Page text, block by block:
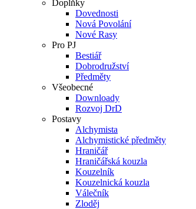
Doplňky
Dovednosti
Nová Povolání
Nové Rasy
Pro PJ
Bestiář
Dobrodružství
Předměty
Všeobecné
Downloady
Rozvoj DrD
Postavy
Alchymista
Alchymistické předměty
Hraničář
Hraničářská kouzla
Kouzelník
Kouzelnická kouzla
Válečník
Zloděj